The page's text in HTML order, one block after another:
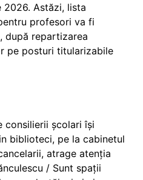
2026. Astăzi, lista
profesori va fi
după repartizarea
pe posturi titularizabile
consilierii școlari își
biblioteci, pe la cabinetul
atrage atenția
/ Sunt spații